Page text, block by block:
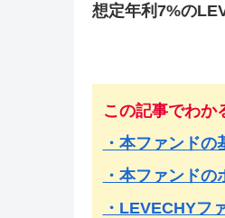
想定年利7%の
この記事でわか
・本ファンドの
・本ファンドの
・LEVECHYフ